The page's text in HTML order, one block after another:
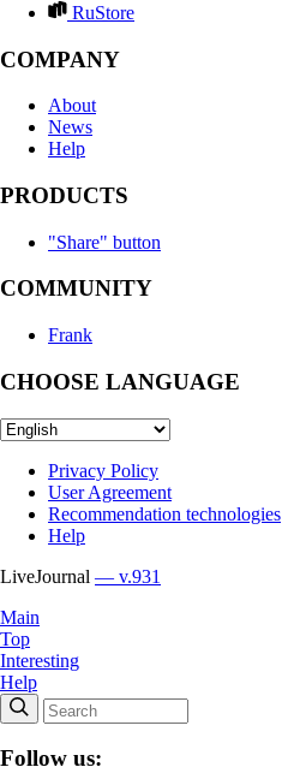
RuStore
COMPANY
About
News
Help
PRODUCTS
"Share" button
COMMUNITY
Frank
CHOOSE LANGUAGE
Privacy Policy
User Agreement
Recommendation technologies
Help
LiveJournal — v.931
Main
Top
Interesting
Help
Follow us: